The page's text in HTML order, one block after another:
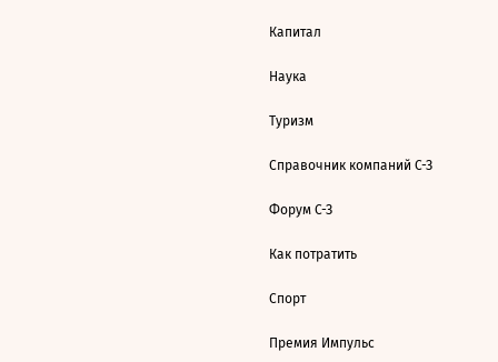
Капитал
Наука
Туризм
Справочник компаний С-З
Форум С-З
Как потратить
Спорт
Премия Импульс